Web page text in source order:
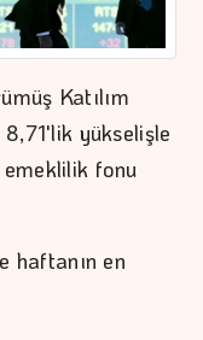
Katılım
8,71'lik yükselişle
fonu
haftanın en